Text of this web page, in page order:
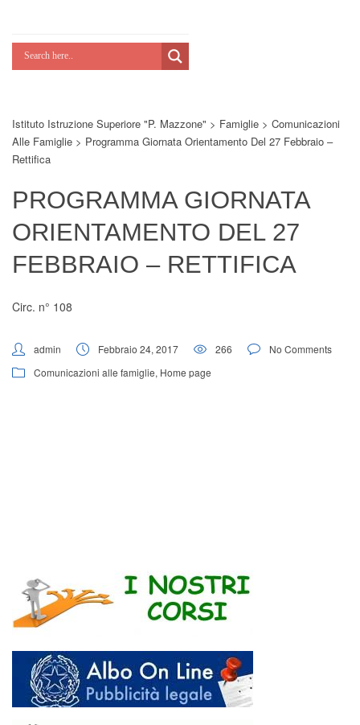
Lab Green
Potenziamoci
Digital Board
Istituto Istruzione Superiore "P. Mazzone" > Famiglie > Comunicazioni
Alle Famiglie > Programma Giornata Orientamento Del 27 Febbraio –
Rettifica
PROGRAMMA GIORNATA
ORIENTAMENTO DEL 27
FEBBRAIO – RETTIFICA
Circ. n° 108
admin Febbraio 24, 2017 266
No Comments
Comunicazioni alle famiglie, Home page